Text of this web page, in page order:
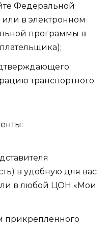
Федеральной
в электронном
программы в
транспортного
в удобную для вас
в любой ЦОН «Мои
прикрепленного